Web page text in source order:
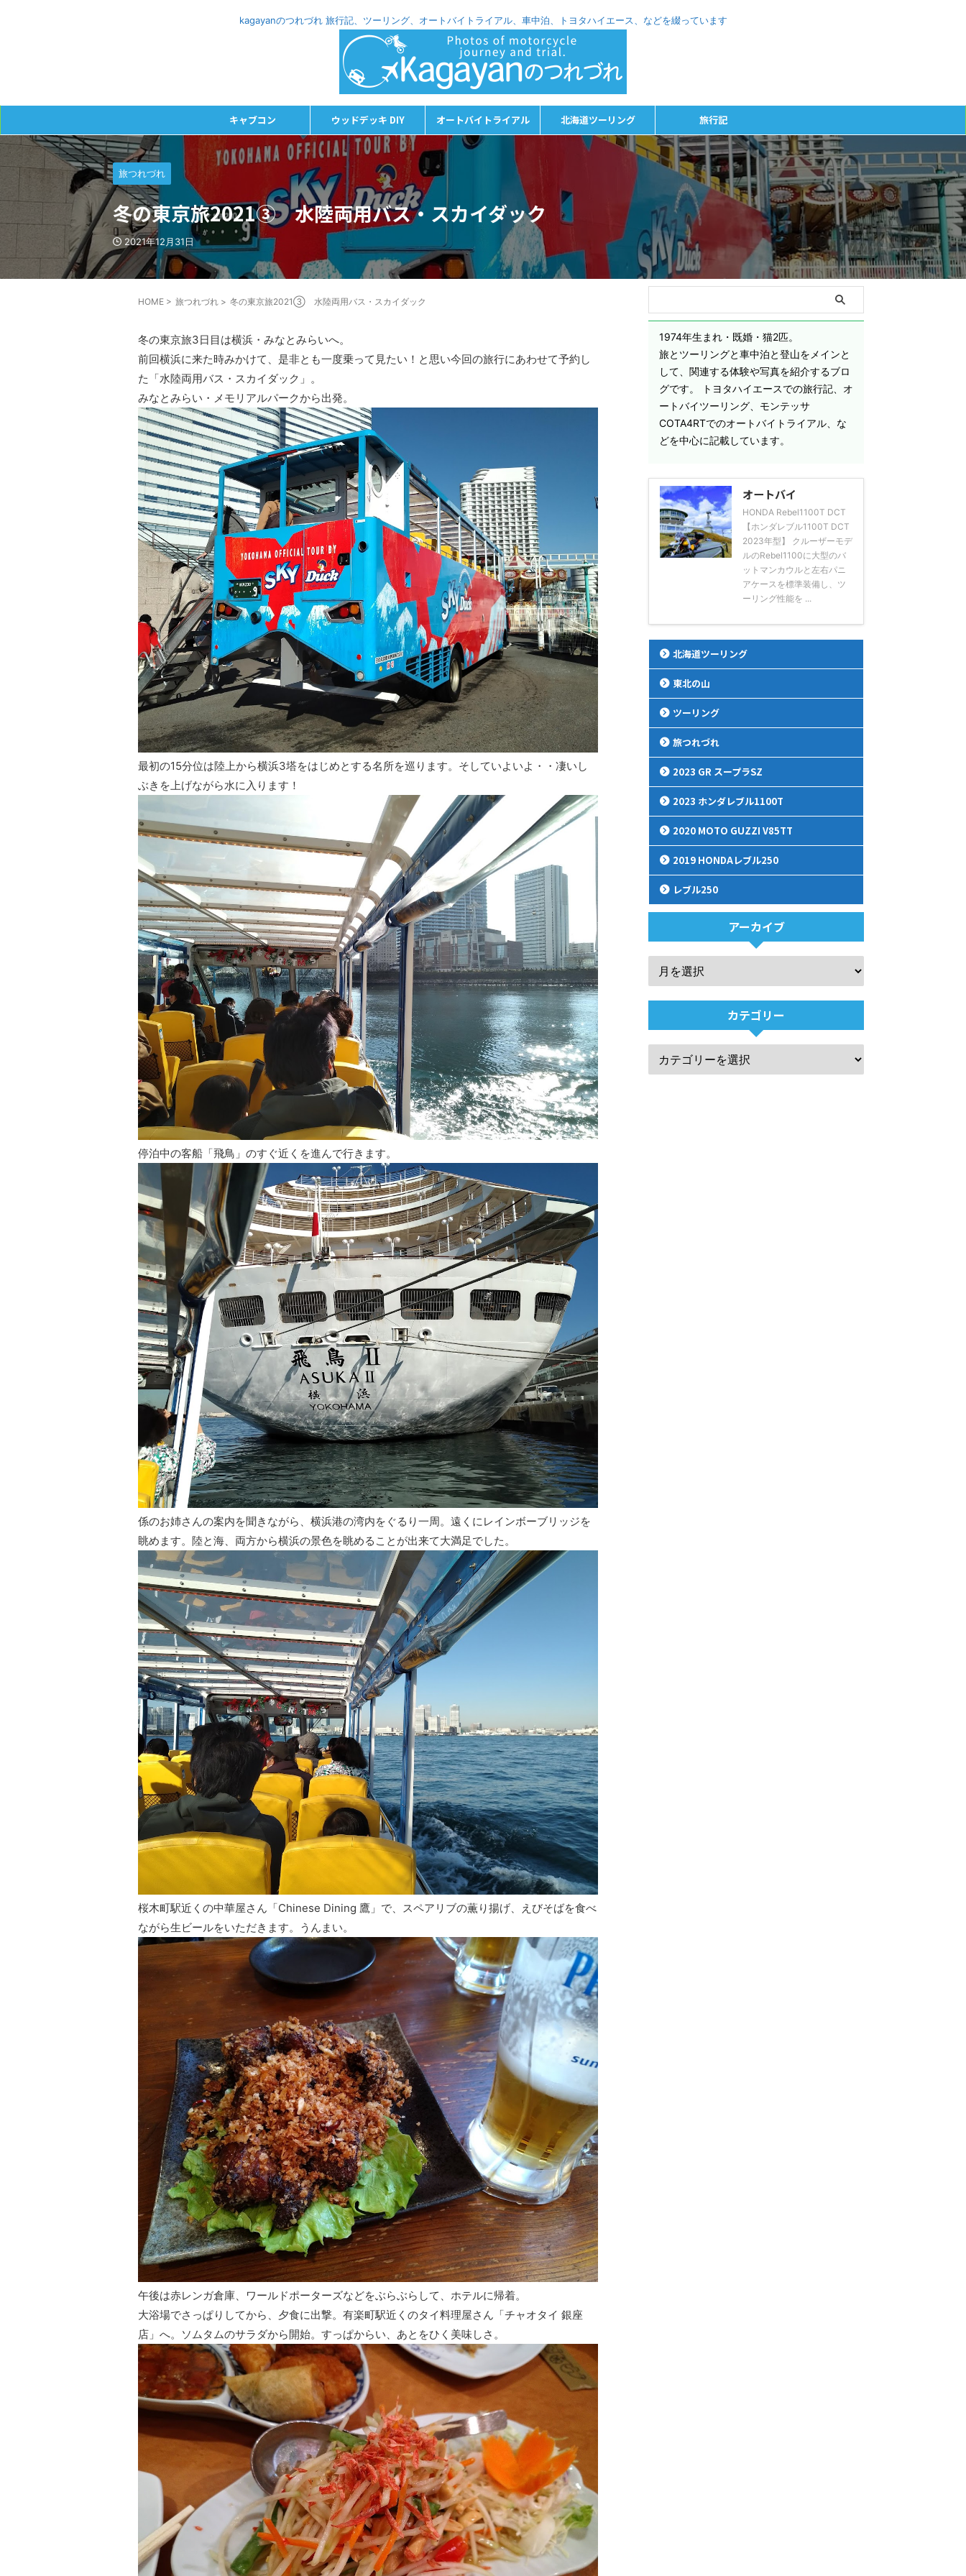
kagayanのつれづれ 旅行記、ツーリング、オートバイトライアル、車中泊、トヨタハイエース、などを綴っています
キャブコン ウッドデッキ DIY オートバイトライアル 北海道ツーリング 旅行記
旅つれづれ
冬の東京旅2021③ 水陸両用バス・スカイダック
2021年12月31日
HOME > 旅つれづれ > 冬の東京旅2021③ 水陸両用バス・スカイダック
冬の東京旅3日目は横浜・みなとみらいへ。
前回横浜に来た時みかけて、是非とも一度乗って見たい！と思い今回の旅行にあわせて予約し
た「水陸両用バス・スカイダック」。
みなとみらい・メモリアルパークから出発。
最初の15分位は陸上から横浜3塔をはじめとする名所を巡ります。そしていよいよ・・凄いし
ぶきを上げながら水に入ります！
停泊中の客船「飛鳥」のすぐ近くを進んで行きます。
係のお姉さんの案内を聞きながら、横浜港の湾内をぐるり一周。遠くにレインボーブリッジを
眺めます。陸と海、両方から横浜の景色を眺めることが出来て大満足でした。
桜木町駅近くの中華屋さん「Chinese Dining 鷹」で、スペアリブの薫り揚げ、えびそばを食べ
ながら生ビールをいただきます。うんまい。
午後は赤レンガ倉庫、ワールドポーターズなどをぶらぶらして、ホテルに帰着。
大浴場でさっぱりしてから、夕食に出撃。有楽町駅近くのタイ料理屋さん「チャオタイ 銀座
店」へ。ソムタムのサラダから開始。すっぱからい、あとをひく美味しさ。
1974年生まれ・既婚・猫2匹。
旅とツーリングと車中泊と登山をメインと
して、関連する体験や写真を紹介するブロ
グです。 トヨタハイエースでの旅行記、オ
ートバイツーリング、モンテッサ
COTA4RTでのオートバイトライアル、な
どを中心に記載しています。
オートバイ
HONDA Rebel1100T DCT
【ホンダレブル1100T DCT
2023年型】 クルーザーモデ
ルのRebel1100に大型のバ
ットマンカウルと左右パニ
アケースを標準装備し、ツ
ーリング性能を ...
北海道ツーリング
東北の山
ツーリング
旅つれづれ
2023 GR スープラSZ
2023 ホンダレブル1100T
2020 MOTO GUZZI V85TT
2019 HONDAレブル250
レブル250
アーカイブ
カテゴリー